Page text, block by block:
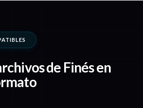
de Finés en